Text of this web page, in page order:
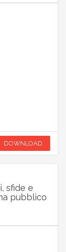
DOWNLOAD
sfide e
pubblico